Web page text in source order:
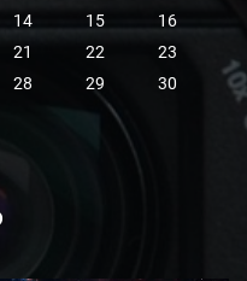
14 15
16
21 22
23
28 29
30